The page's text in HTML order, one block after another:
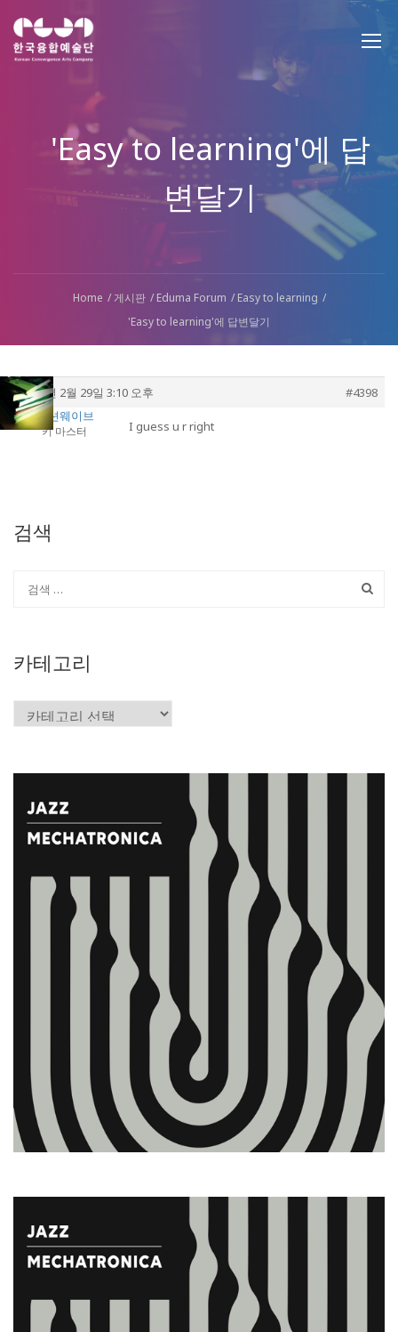
'Easy to learning'에 답
변달기
Home 게시판 Eduma Forum
Easy to learning
'Easy to learning'에 답변달기
2016년 2월 29일 3:10 오후
#4398
이모션웨이브
키 마스터 I guess u r right
검색
카테고리